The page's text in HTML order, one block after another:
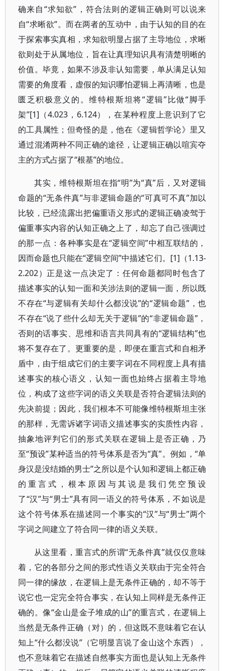
确来自“求知欲”，符合法则的逻辑正确则可以说来
自“求晰欲”。而在两者的互动中，由于认知的目的在
于探索事实真相，求知欲明显占据了主导地位，求晰
欲则处于从属地位，旨在让真理知识具有清楚明晰的
价值。毕竟，如果不涉及非认知需要，单从满足认知
需要的角度看，虚假的知识哪怕逻辑上再清晰，也是
匮乏积极意义的。维特根斯坦将“逻辑”比做“脚手
架”[1]（4.023，6.124），在某种程度上意识到了它
的工具属性；但奇怪的是，他在《逻辑哲学论》里又
通过混淆两种不同正确的途径，让逻辑正确以喧宾夺
主的方式占据了“根基”的地位。
其实，维特根斯坦在指“明”为“真”后，又对逻辑
命题的“无条件真”与非逻辑命题的“可真可不真”加以
比较，已经流露出把偏重语义形式的逻辑正确凌驾于
偏重事实内容的认知正确之上了，却忘了自己强调过
的那一点：各种事实是在“逻辑空间”中相互联结的，
因而命题也只能在“逻辑空间”中描述它们。[1]（1.13-
2.202）正是这一点决定了：任何命题都同时包含了
描述事实的认知一面和关涉法则的逻辑一面，所以既
不存在“与逻辑有关却什么都没说”的“逻辑命题”，也
不存在“说了些什么却无关于逻辑”的“非逻辑命题”，
否则的话事实、思维和语言共同具有的“逻辑结构”也
将不复存在了。更重要的是，即便在重言式和自相矛
盾中，由于组成它们的主要字词在不同程度上具有描
述事实的核心语义，认知一面也始终占据着主导地
位，构成了这些字词的语义关联是否符合逻辑法则的
先决前提；因此，我们根本不可能像维特根斯坦主张
的那样，无需诉诸字词语义描述事实的实质性内容，
抽象地评判它们的形式关联在逻辑上是否正确，乃
至“预设”某种适当的符号体系是否为“真”。例如，“单
身汉是没结婚的男士”之所以是个认知和逻辑上都正确
的重言式，根本原因与其说是我们凭空预设
了“汉”与“男士”具有同一语义的符号体系，不如说是
这个符号体系在描述同一个事实的“汉”与“男士”两个
字词之间建立了符合同一律的语义关联。
从这里看，重言式的所谓“无条件真”就仅仅意味
着，它的各部分之间的形式性语义关联由于完全符合
同一律的缘故，在逻辑上是无条件正确的，却不等于
说它也一定完全符合事实，在认知上同样是无条件正
确的。像“金山是金子堆成的山”的重言式，在逻辑上
当然是无条件正确（对）的，但这既不意味着它在认
知上“什么都没说”（它明显言说了金山这个东西），
也不意味着它在描述自然事实方面也是认知上无条件